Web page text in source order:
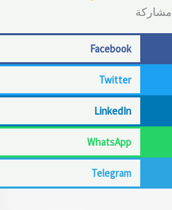
Facebook
Twitter
LinkedIn
WhatsApp
Telegram